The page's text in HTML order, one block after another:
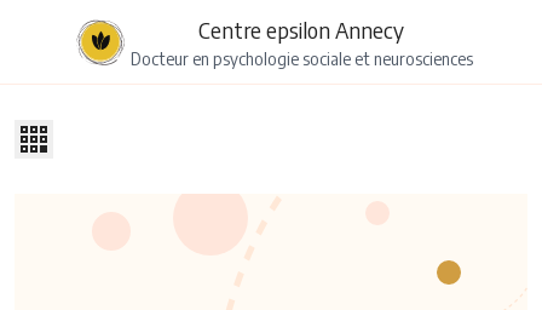
Centre epsilon Annecy
Docteur en psychologie sociale et neurosciences